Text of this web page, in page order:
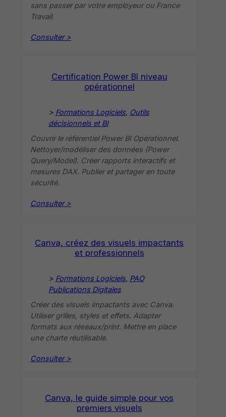
sans passer par votre employeur ou France
Travail.
Consulter >
Certification Power BI niveau
opérationnel
> Formations Logiciels, Outils
décisionnels et BI
Couvrir le référentiel Power BI Opérationnel.
Nettoyer/modéliser des données (Power
Query/Model). Créer rapports interactifs et
mesures DAX. Publier et partager en toute
sécurité.
Consulter >
Canva, créez des visuels impactants
et professionnels
> Formations Logiciels, PAO
Publications Digitales
Créer des visuels impactants avec Canva.
Utiliser grilles, styles et effets. Adapter
formats aux réseaux/print. Mettre en place
une charte réutilisable.
Consulter >
Canva, le guide simple pour vos
premiers visuels